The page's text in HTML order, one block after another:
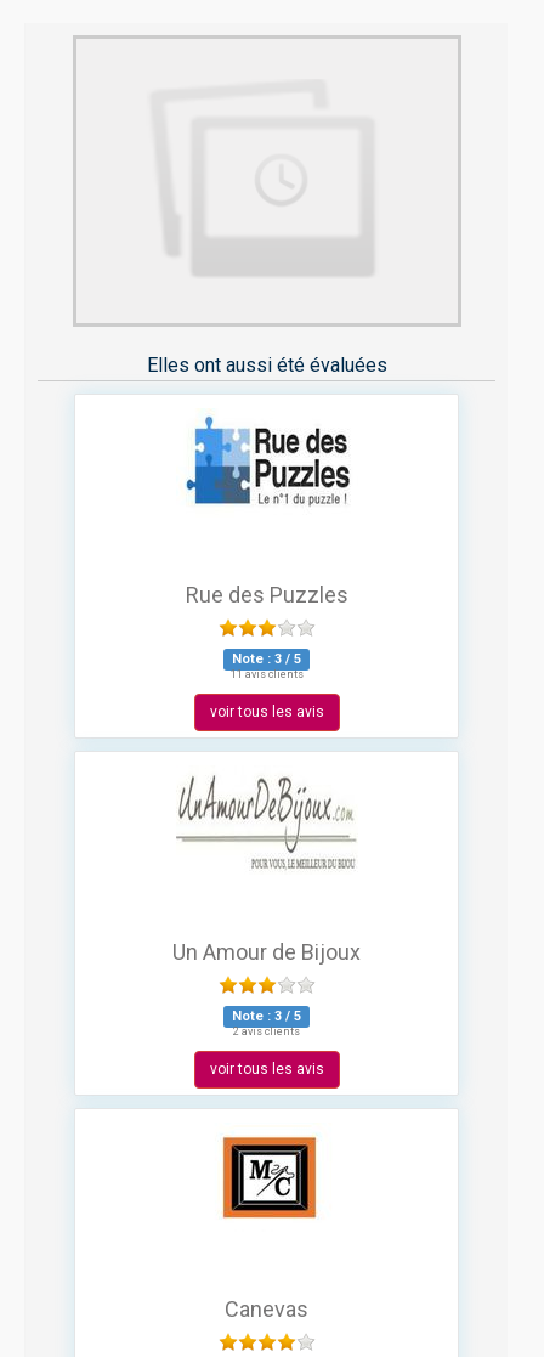
Elles ont aussi été évaluées
Rue des Puzzles
Note : 3 / 5
11 avis clients
voir tous les avis
Un Amour de Bijoux
Note : 3 / 5
2 avis clients
voir tous les avis
Canevas